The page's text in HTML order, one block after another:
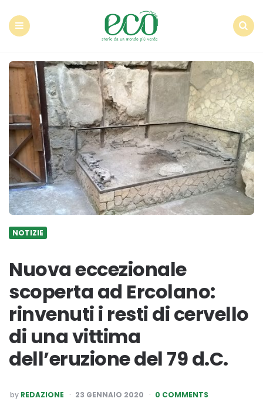
NOTIZIE
Nuova eccezionale
scoperta ad Ercolano:
rinvenuti i resti di cervello
di una vittima
dell’eruzione del 79 d.C.
POSTED
BY
by REDAZIONE 23 GENNAIO 2020 0 COMMENTS